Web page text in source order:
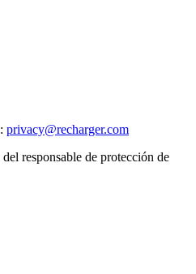
privacy@recharger.com
responsable de protección de